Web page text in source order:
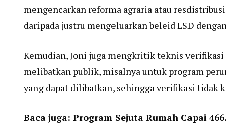
mengencarkan reforma agraria atau
daripada justru mengeluarkan beleid LSD
Kemudian, Joni juga mengkritik teknis
melibatkan publik, misalnya untuk program
yang dapat dilibatkan, sehingga verifikasi tidak
Baca juga: Program Sejuta Rumah Capai